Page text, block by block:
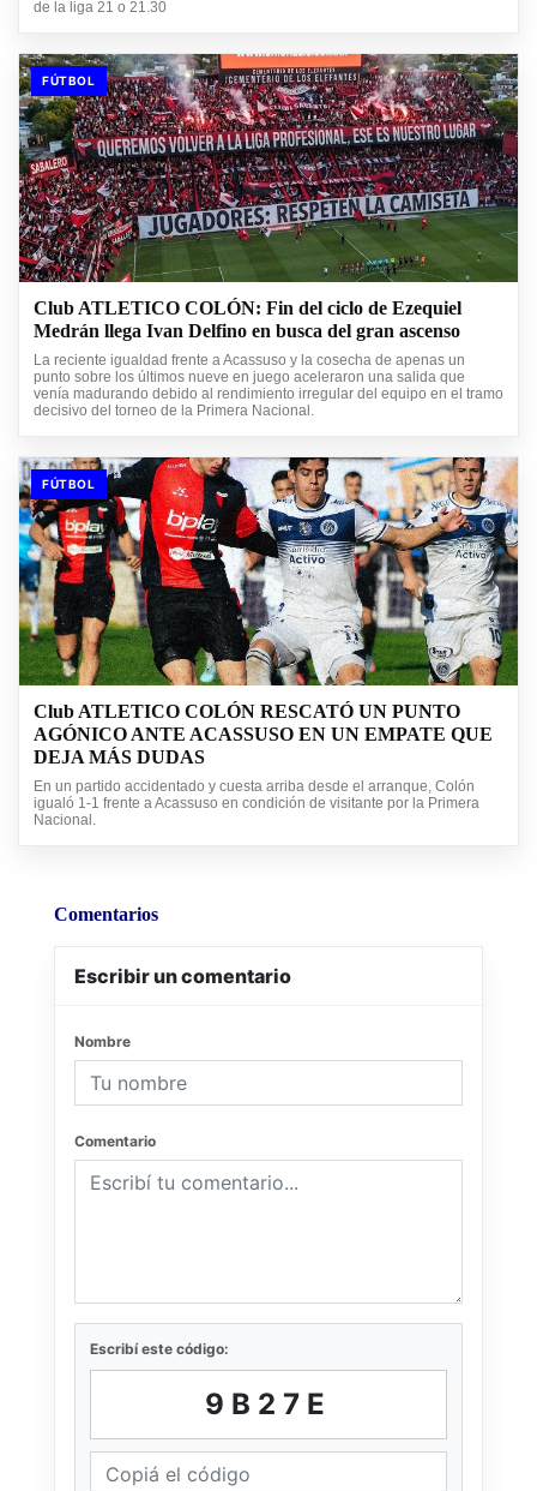
de la liga 21 o 21.30
FÚTBOL
Club ATLETICO COLÓN: Fin del ciclo de Ezequiel
Medrán llega Ivan Delfino en busca del gran ascenso
La reciente igualdad frente a Acassuso y la cosecha de apenas un
punto sobre los últimos nueve en juego aceleraron una salida que
venía madurando debido al rendimiento irregular del equipo en el tramo
decisivo del torneo de la Primera Nacional.
FÚTBOL
Club ATLETICO COLÓN RESCATÓ UN PUNTO
AGÓNICO ANTE ACASSUSO EN UN EMPATE QUE
DEJA MÁS DUDAS
En un partido accidentado y cuesta arriba desde el arranque, Colón
igualó 1-1 frente a Acassuso en condición de visitante por la Primera
Nacional.
Comentarios
Escribir un comentario
Nombre
Comentario
Escribí este código:
9B27E